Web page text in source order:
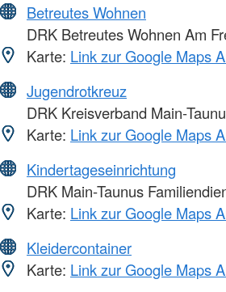
Betreutes Wohnen
DRK Betreutes Wohnen Am
Karte: Link zur Google Maps
Jugendrotkreuz
DRK Kreisverband Main-
Karte: Link zur Google Maps
Kindertageseinrichtung
DRK Main-Taunus
Karte: Link zur Google Maps
Kleidercontainer
Karte: Link zur Google Maps